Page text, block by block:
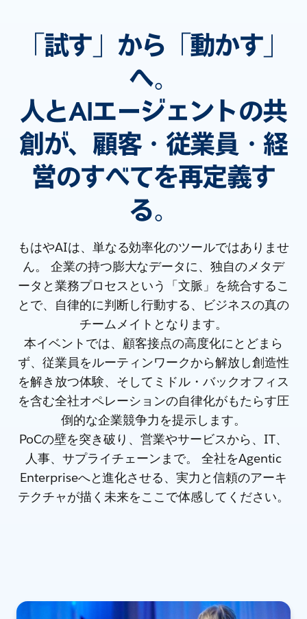
「試す」から「動かす」
へ。
人とAIエージェントの共
創が、顧客・従業員・経
営のすべてを再定義す
る。
もはやAIは、単なる効率化のツールではありませ
ん。 企業の持つ膨大なデータに、独自のメタデ
ータと業務プロセスという「文脈」を統合するこ
とで、自律的に判断し行動する、ビジネスの真の
チームメイトとなります。
本イベントでは、顧客接点の高度化にとどまら
ず、従業員をルーティンワークから解放し創造性
を解き放つ体験、そしてミドル・バックオフィス
を含む全社オペレーションの自律化がもたらす圧
倒的な企業競争力を提示します。
PoCの壁を突き破り、営業やサービスから、IT、
人事、サプライチェーンまで。 全社をAgentic
Enterpriseへと進化させる、実力と信頼のアーキ
テクチャが描く未来をここで体感してください。